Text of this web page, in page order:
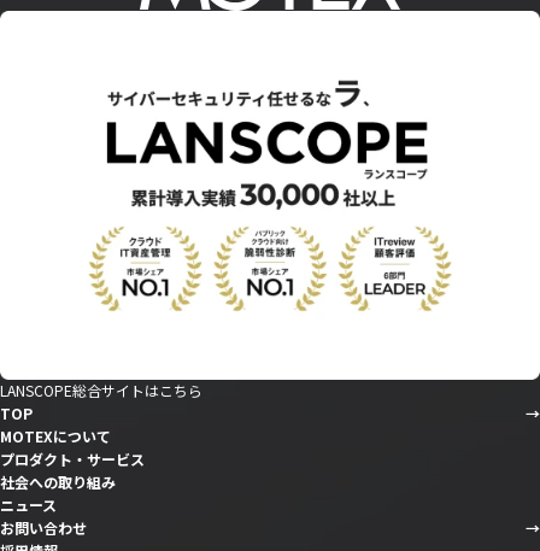
LANSCOPE総合サイトはこちら
TOP
MOTEXについて
プロダクト・サービス
社会への取り組み
ニュース
お問い合わせ